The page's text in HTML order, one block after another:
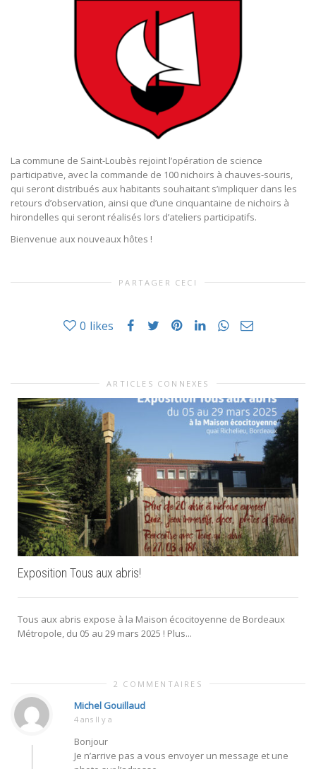
La commune de Saint-Loubès rejoint l’opération de science
participative, avec la commande de 100 nichoirs à chauves-souris,
qui seront distribués aux habitants souhaitant s’impliquer dans les
retours d’observation, ainsi que d’une cinquantaine de nichoirs à
hirondelles qui seront réalisés lors d’ateliers participatifs.
Bienvenue aux nouveaux hôtes !
PARTAGER CECI
0 likes
ARTICLES CONNEXES
Exposition Tous aux abris!
Tous aux abris expose à la Maison écocitoyenne de Bordeaux
Métropole, du 05 au 29 mars 2025 ! Plus...
2 COMMENTAIRES
Michel Gouillaud
4 ans Il y a
Bonjour
Je n’arrive pas a vous envoyer un message et une